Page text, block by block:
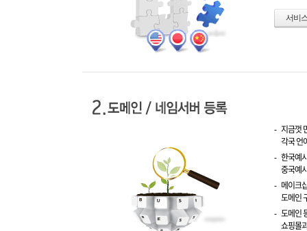
서비
- 지금껏
각국 언
- 한국예
중국예
-
메이크
도메인
-
도메인
쇼핑몰